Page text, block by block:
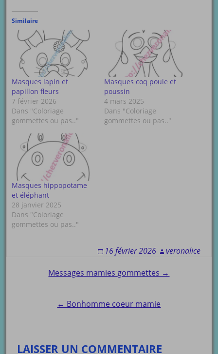
Similaire
Masques lapin et
papillon fleurs
7 février 2026
Dans "Coloriage
gommettes ou pas.."
Masques coq poule et
poussin
4 mars 2025
Dans "Coloriage
gommettes ou pas.."
Masques hippopotame
et éléphant
28 janvier 2025
Dans "Coloriage
gommettes ou pas.."
16 février 2026 veronalice
navigation
Messages mamies gommettes →
← Bonhomme coeur mamie
LAISSER UN COMMENTAIRE